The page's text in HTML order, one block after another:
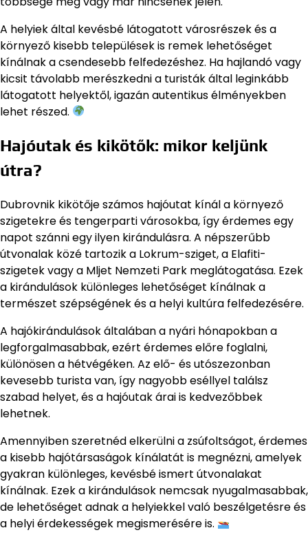
A helyiek által kevésbé látogatott városrészek és a
környező kisebb települések is remek lehetőséget
kínálnak a csendesebb felfedezéshez. Ha hajlandó vagy
kicsit távolabb merészkedni a turisták által leginkább
látogatott helyektől, igazán autentikus élményekben
lehet részed.
Hajóutak és kikötők: mikor keljünk
útra?
Dubrovnik kikötője számos hajóutat kínál a környező
szigetekre és tengerparti városokba, így érdemes egy
napot szánni egy ilyen kirándulásra. A népszerűbb
útvonalak közé tartozik a Lokrum-sziget, a Elafiti-
szigetek vagy a Mljet Nemzeti Park meglátogatása. Ezek
a kirándulások különleges lehetőséget kínálnak a
természet szépségének és a helyi kultúra felfedezésére.
A hajókirándulások általában a nyári hónapokban a
legforgalmasabbak, ezért érdemes előre foglalni,
különösen a hétvégéken. Az elő- és utószezonban
kevesebb turista van, így nagyobb eséllyel találsz
szabad helyet, és a hajóutak árai is kedvezőbbek
lehetnek.
Amennyiben szeretnéd elkerülni a zsúfoltságot, érdemes
a kisebb hajótársaságok kínálatát is megnézni, amelyek
gyakran különleges, kevésbé ismert útvonalakat
kínálnak. Ezek a kirándulások nemcsak nyugalmasabbak,
de lehetőséget adnak a helyiekkel való beszélgetésre és
a helyi érdekességek megismerésére is.